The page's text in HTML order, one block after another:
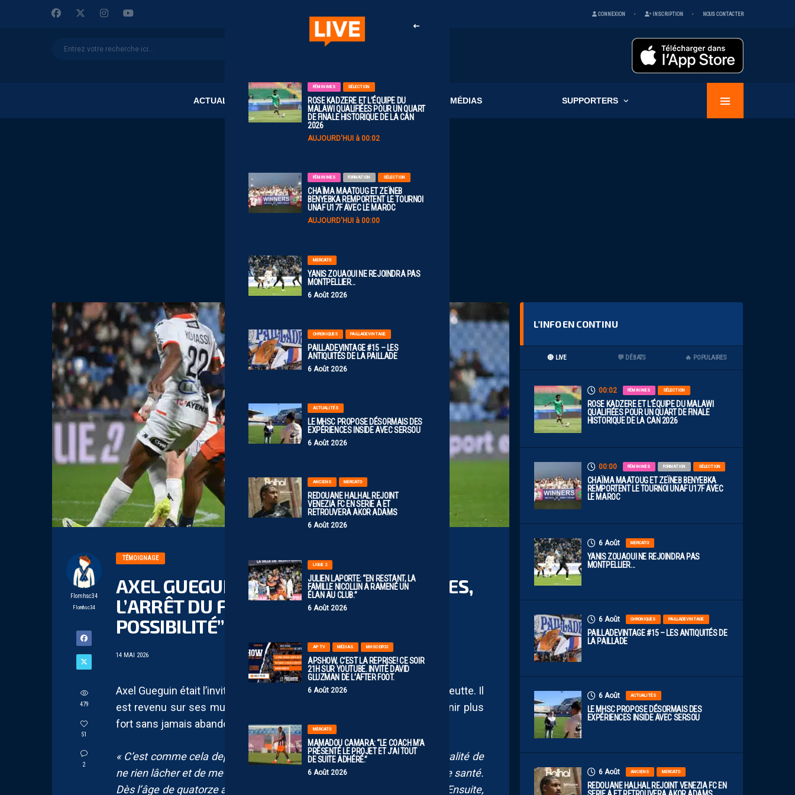
CONNEXION INSCRIPTION NOUS CONTACTER
ACTUALITÉS CLUB MÉDIAS SUPPORTERS
FÉMININES SÉLECTION
ROSE KADZERE ET L’ÉQUIPE DU
MALAWI QUALIFIÉES POUR UN QUART
DE FINALE HISTORIQUE DE LA CAN
2026
AUJOURD'HUI à 00:02
FÉMININES FORMATION SÉLECTION
CHAÏMA MAATOUG ET ZEÏNEB
BENYEBKA REMPORTENT LE TOURNOI
UNAF U17F AVEC LE MAROC
AUJOURD'HUI à 00:00
MERCATO
YANIS ZOUAOUI NE REJOINDRA PAS
MONTPELLIER…
6 Août 2026
CHRONIQUES PAILLADEVINTAGE
PAILLADEVINTAGE #15 – LES
ANTIQUITÉS DE LA PAILLADE
6 Août 2026
ACTUALITÉS
LE MHSC PROPOSE DÉSORMAIS DES
EXPÉRIENCES INSIDE AVEC SERSOU
6 Août 2026
ANCIENS MERCATO
REDOUANE HALHAL REJOINT
VENEZIA FC EN SERIE A ET
RETROUVERA AKOR ADAMS
6 Août 2026
LIGUE 2
JULIEN LAPORTE: “EN RESTANT, LA
FAMILLE NICOLLIN A RAMENÉ UN
ÉLAN AU CLUB.”
6 Août 2026
AP TV MÉDIAS MHSC-DFCO
APSHOW, C’EST LA REPRISE! CE SOIR
21H SUR YOUTUBE. INVITÉ DAVID
GLUZMAN DE L’AFTER FOOT.
6 Août 2026
MERCATO
MAMADOU CAMARA: “LE COACH M’A
PRÉSENTÉ LE PROJET ET J’AI TOUT
DE SUITE ADHÉRÉ.”
6 Août 2026
Flomhsc34
Flomhsc34
479
51
2
TÉMOIGNAGE
AXEL GUEGUIN : “MALGRÉ LES BLESSURES,
L’ARRÊT DU FOOT N’A JAMAIS ÉTÉ UNE
POSSIBILITÉ”
14 MAI 2026
Axel Gueguin était l’invité de Montpellier Sport Club avec Bertrand Queneutte. Il
est revenu sur ses multiples blessures et son envie de toujours revenir plus
fort sans jamais abandonner.
« C’est comme cela depuis toujours, cela a toujours été dans ma mentalité de
ne rien lâcher et de me battre. J’ai été confronté tôt à des problèmes de santé.
Dès l’âge de quatorze ans, j’ai été confronté à une opération du coeur. Ensuite,
L’INFO EN CONTINU
🔴 LIVE 💬 DÉBATS 🔥 POPULAIRES
00:02 FÉMININES SÉLECTION
ROSE KADZERE ET L’ÉQUIPE DU MALAWI
QUALIFIÉES POUR UN QUART DE FINALE
HISTORIQUE DE LA CAN 2026
00:00 FÉMININES FORMATION SÉLECTION
CHAÏMA MAATOUG ET ZEÏNEB BENYEBKA
REMPORTENT LE TOURNOI UNAF U17F AVEC
LE MAROC
6 Août MERCATO
YANIS ZOUAOUI NE REJOINDRA PAS
MONTPELLIER…
6 Août CHRONIQUES PAILLADEVINTAGE
PAILLADEVINTAGE #15 – LES ANTIQUITÉS DE
LA PAILLADE
6 Août ACTUALITÉS
LE MHSC PROPOSE DÉSORMAIS DES
EXPÉRIENCES INSIDE AVEC SERSOU
6 Août ANCIENS MERCATO
REDOUANE HALHAL REJOINT VENEZIA FC EN